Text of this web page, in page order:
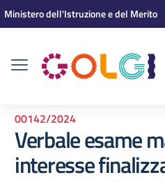
Vai ai contenuti
Vai al menu di navigazione
Vai al footer
Ministero dell'Istruzione e del Merito
00142/2024
Verbale esame
interesse